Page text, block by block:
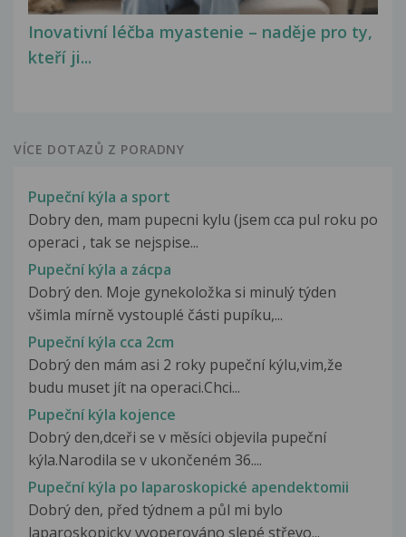
Inovativní léčba myastenie – naděje pro ty,
kteří ji...
VÍCE DOTAZŮ Z PORADNY
Pupeční kýla a sport
Dobry den, mam pupecni kylu (jsem cca pul roku po
operaci , tak se nejspise...
Pupeční kýla a zácpa
Dobrý den. Moje gynekoložka si minulý týden
všimla mírně vystouplé části pupíku,...
Pupeční kýla cca 2cm
Dobrý den mám asi 2 roky pupeční kýlu,vim,že
budu muset jít na operaci.Chci...
Pupeční kýla kojence
Dobrý den,dceři se v měsíci objevila pupeční
kýla.Narodila se v ukončeném 36....
Pupeční kýla po laparoskopické apendektomii
Dobrý den, před týdnem a půl mi bylo
laparoskopicky vyoperováno slepé střevo...